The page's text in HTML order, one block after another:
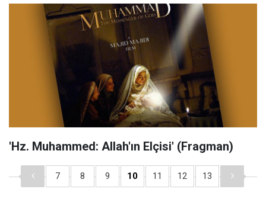
'Hz. Muhammed: Allah'ın Elçisi' (Fragman)
7 8 9 10 11 12 13